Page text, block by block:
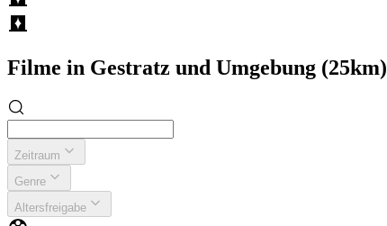
Filme in Gestratz und Umgebung (25km)
Zeitraum
Genre
Altersfreigabe